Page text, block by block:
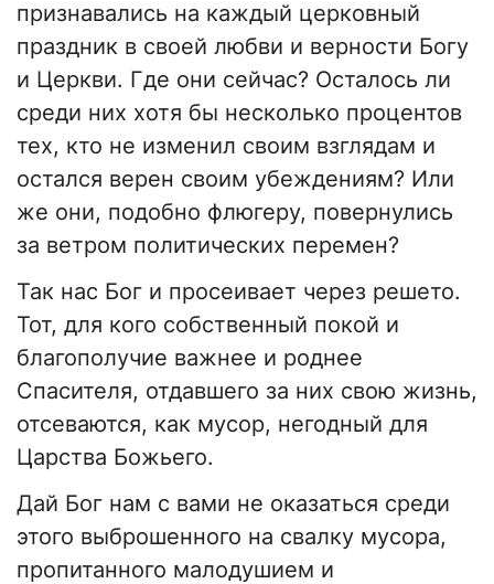
признавались на каждый церковный
праздник в своей любви и верности Богу
и Церкви. Где они сейчас? Осталось ли
среди них хотя бы несколько процентов
тех, кто не изменил своим взглядам и
остался верен своим убеждениям? Или
же они, подобно флюгеру, повернулись
за ветром политических перемен?
Так нас Бог и просеивает через решето.
Тот, для кого собственный покой и
благополучие важнее и роднее
Спасителя, отдавшего за них свою жизнь,
отсеваются, как мусор, негодный для
Царства Божьего.
Дай Бог нам с вами не оказаться среди
этого выброшенного на свалку мусора,
пропитанного малодушием и